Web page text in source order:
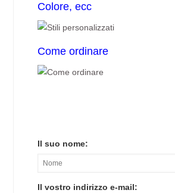
Colore, ecc
Come ordinare
Il suo nome:
Il vostro indirizzo e-mail: